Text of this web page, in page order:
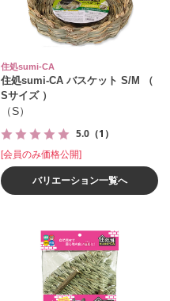
住処sumi-CA
住処sumi-CA バスケット S/M （
Sサイズ ）
（S）
5.0 （1）
[会員のみ価格公開]
バリエーション一覧へ